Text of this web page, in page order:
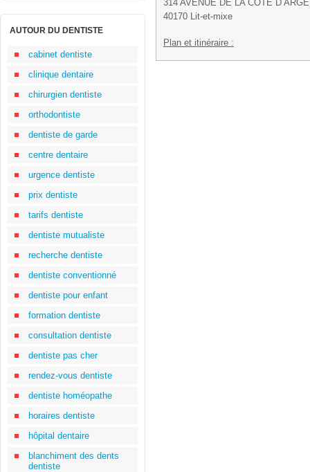
AUTOUR DU DENTISTE
cabinet dentiste
clinique dentaire
chirurgien dentiste
orthodontiste
dentiste de garde
centre dentaire
urgence dentiste
prix dentiste
tarifs dentiste
dentiste mutualiste
recherche dentiste
dentiste conventionné
dentiste pour enfant
formation dentiste
consultation dentiste
dentiste pas cher
rendez-vous dentiste
dentiste homéopathe
horaires dentiste
hôpital dentaire
blanchiment des dents
dentiste
314 AVENUE DE LA COTE D
40170 Lit-et-mixe
Plan et itinéraire :